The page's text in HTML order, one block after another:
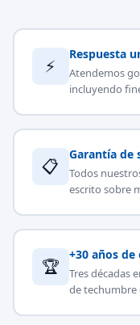
⚡
Respuesta
Atendemos
incluyendo
📋
Garantía de
Todos
escrito sobre
🏆
+30 años
Tres décadas
de techumbre